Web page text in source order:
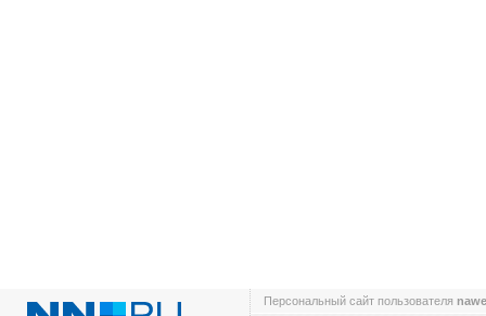
Персональный сайт пользователя